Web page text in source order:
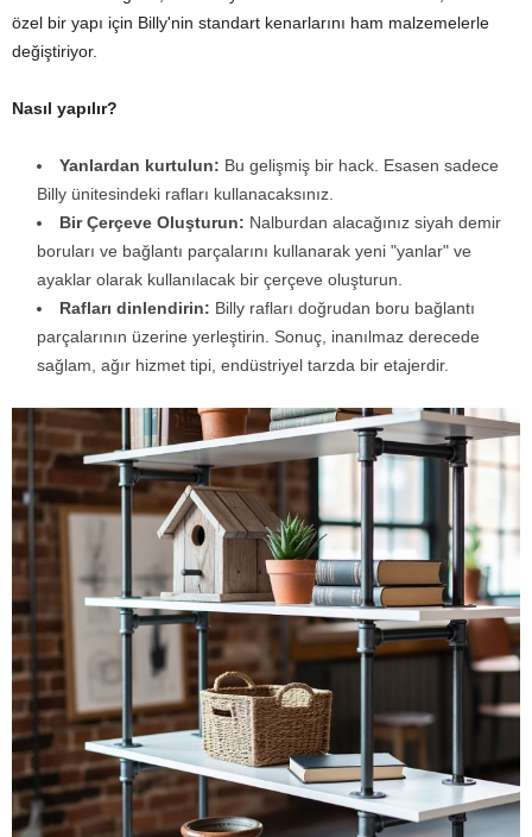
özel bir yapı için Billy'nin standart kenarlarını ham malzemelerle
değiştiriyor.
Nasıl yapılır?
Yanlardan kurtulun: Bu gelişmiş bir hack. Esasen sadece
Billy ünitesindeki rafları kullanacaksınız.
Bir Çerçeve Oluşturun: Nalburdan alacağınız siyah demir
boruları ve bağlantı parçalarını kullanarak yeni "yanlar" ve
ayaklar olarak kullanılacak bir çerçeve oluşturun.
Rafları dinlendirin: Billy rafları doğrudan boru bağlantı
parçalarının üzerine yerleştirin. Sonuç, inanılmaz derecede
sağlam, ağır hizmet tipi, endüstriyel tarzda bir etajerdir.